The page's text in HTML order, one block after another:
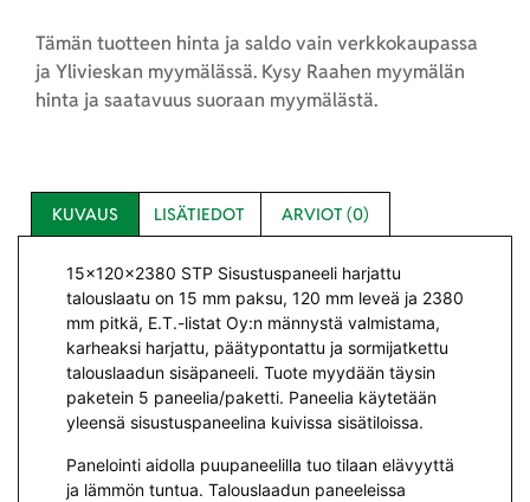
Tämän tuotteen hinta ja saldo vain verkkokaupassa
ja Ylivieskan myymälässä. Kysy Raahen myymälän
hinta ja saatavuus suoraan myymälästä.
KUVAUS LISÄTIEDOT ARVIOT (0)
15x120x2380 STP Sisustuspaneeli harjattu
talouslaatu on 15 mm paksu, 120 mm leveä ja 2380
mm pitkä, E.T.-listat Oy:n männystä valmistama,
karheaksi harjattu, päätypontattu ja sormijatkettu
talouslaadun sisäpaneeli. Tuote myydään täysin
paketein 5 paneelia/paketti. Paneelia käytetään
yleensä sisustuspaneelina kuivissa sisätiloissa.
Panelointi aidolla puupaneelilla tuo tilaan elävyyttä
ja lämmön tuntua. Talouslaadun paneeleissa